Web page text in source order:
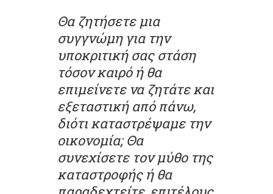
Θα ζητήσετε μια
συγγνώμη για την
υποκριτική σας στάση
τόσον καιρό ή θα
επιμείνετε να ζητάτε και
εξεταστική από πάνω,
διότι καταστρέψαμε την
οικονομία; Θα
συνεχίσετε τον μύθο της
καταστροφής ή θα